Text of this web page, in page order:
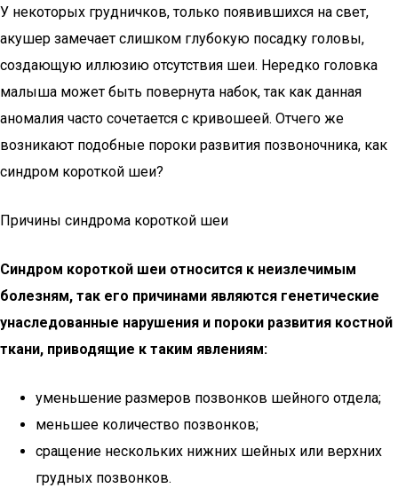
У некоторых грудничков, только появившихся на свет,
акушер замечает слишком глубокую посадку головы,
создающую иллюзию отсутствия шеи. Нередко головка
малыша может быть повернута набок, так как данная
аномалия часто сочетается с кривошеей. Отчего же
возникают подобные пороки развития позвоночника, как
синдром короткой шеи?
Причины синдрома короткой шеи
Синдром короткой шеи относится к неизлечимым
болезням, так его причинами являются генетические
унаследованные нарушения и пороки развития костной
ткани, приводящие к таким явлениям:
уменьшение размеров позвонков шейного отдела;
меньшее количество позвонков;
сращение нескольких нижних шейных или верхних
грудных позвонков.